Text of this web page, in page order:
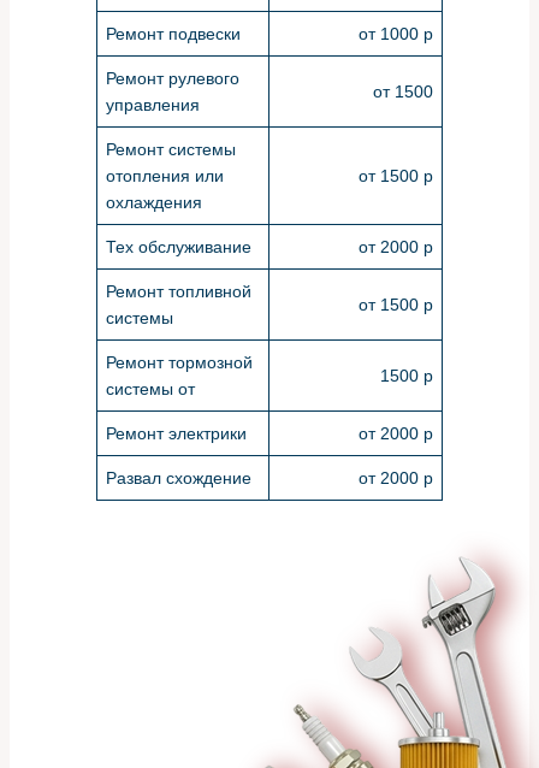
Ремонт подвески от 1000 р
Ремонт рулевого
управления
от 1500
Ремонт системы
отопления или
охлаждения
от 1500 р
Тех обслуживание от 2000 р
Ремонт топливной
системы
от 1500 р
Ремонт тормозной
системы от
1500 р
Ремонт электрики от 2000 р
Развал схождение от 2000 р